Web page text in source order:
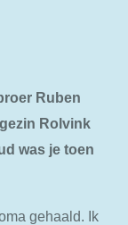
Ruben
Rolvink
was je toen
gehaald. Ik